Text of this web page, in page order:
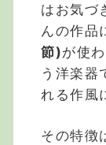
はお気づ
んの作品
節)が使
う洋楽器
れる作風
その特徴